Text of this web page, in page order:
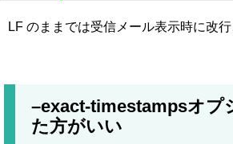
LF のままでは受信メール表示時に改行
–exact-timestampsオプ
た方がいい